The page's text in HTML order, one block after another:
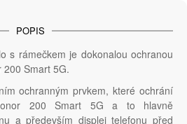
POPIS
s rámečkem je dokonalou ochranou
200 Smart 5G.
ochranným prvkem, které ochrání
200 Smart 5G a to hlavně
a především displej telefonu před